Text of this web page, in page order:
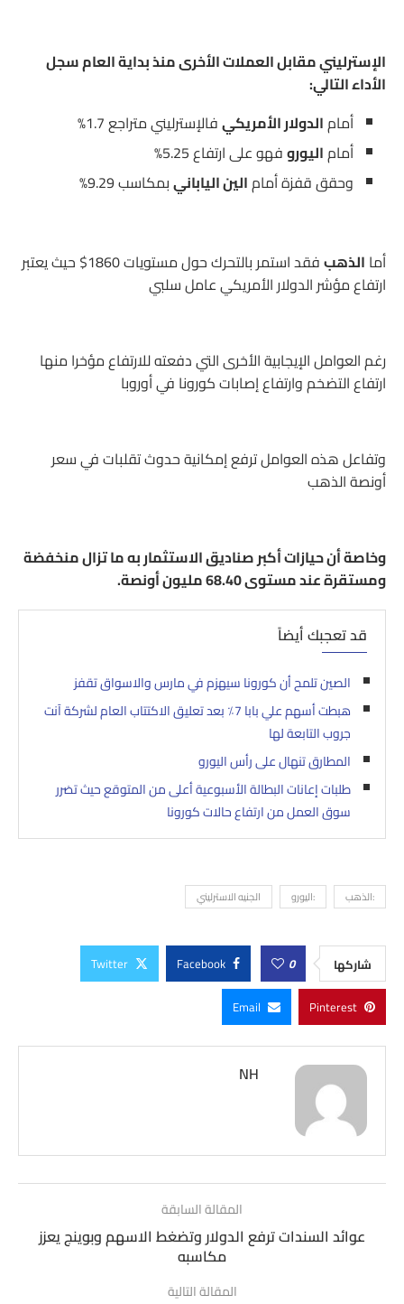
الإسترليني مقابل العملات الأخرى منذ بداية العام سجل
الأداء التالي:
أمامالدولار الأمريكيفالإسترليني متراجع 1.7%
أماماليوروفهو على ارتفاع 5.25%
وحقق قفزة أمامالين اليابانيبمكاسب 9.29%
أما الذهب
فقد استمر بالتحرك حول مستويات 1860$ حيث يعتبر
ارتفاع مؤشر الدولار الأمريكي عامل سلبي
رغم العوامل الإيجابية الأخرى التي دفعته للارتفاع مؤخرا منها
ارتفاع التضخم وارتفاع إصابات كورونا في أوروبا
وتفاعل هذه العوامل ترفع إمكانية حدوث تقلبات في سعر
أونصة الذهب
وخاصة أن حيازات أكبر صناديق الاستثمار به ما تزال منخفضة
ومستقرة عند مستوى 68.40 مليون أونصة.
قد تعجبك أيضاً
الصين تلمح أن كورونا سيهزم في مارس والاسواق تقفز
هبطت أسهم علي بابا 7٪ بعد تعليق الاكتتاب العام لشركة آنت
جروب التابعة لها
المطارق تنهال على رأس اليورو
طلبات إعانات البطالة الأسبوعية أعلى من المتوقع حيث تضرر
سوق العمل من ارتفاع حالات كورونا
:الذهب :اليورو الجنيه الاسترليني
شاركها 0
Facebook
Twitter
Pinterest
Email
NH
المقالة السابقة
عوائد السندات ترفع الدولار وتضغط الاسهم وبوينج يعزز
مكاسبه
المقالة التالية